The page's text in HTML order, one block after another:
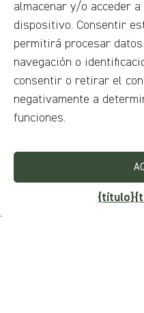
almacenar y/o acceder
dispositivo. Consentir
permitirá procesar
navegación o
consentir o retirar el
negativamente a
funciones.
{título}
Teléfono
UNITED
+1
Nacionalidad
Tu mensaje